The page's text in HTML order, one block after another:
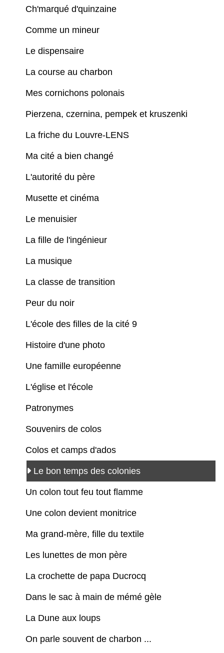
Ch'marqué d'quinzaine
Comme un mineur
Le dispensaire
La course au charbon
Mes cornichons polonais
Pierzena, czernina, pempek et kruszenki
La friche du Louvre-LENS
Ma cité a bien changé
L'autorité du père
Musette et cinéma
Le menuisier
La fille de l'ingénieur
La musique
La classe de transition
Peur du noir
L'école des filles de la cité 9
Histoire d'une photo
Une famille européenne
L'église et l'école
Patronymes
Souvenirs de colos
Colos et camps d'ados
Le bon temps des colonies
Un colon tout feu tout flamme
Une colon devient monitrice
Ma grand-mère, fille du textile
Les lunettes de mon père
La crochette de papa Ducrocq
Dans le sac à main de mémé gèle
La Dune aux loups
On parle souvent de charbon ...